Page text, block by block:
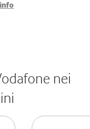
info
nei